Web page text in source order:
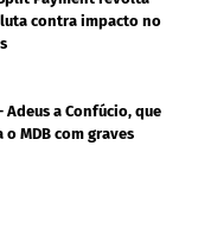
contra impacto no
a Confúcio, que
MDB com graves